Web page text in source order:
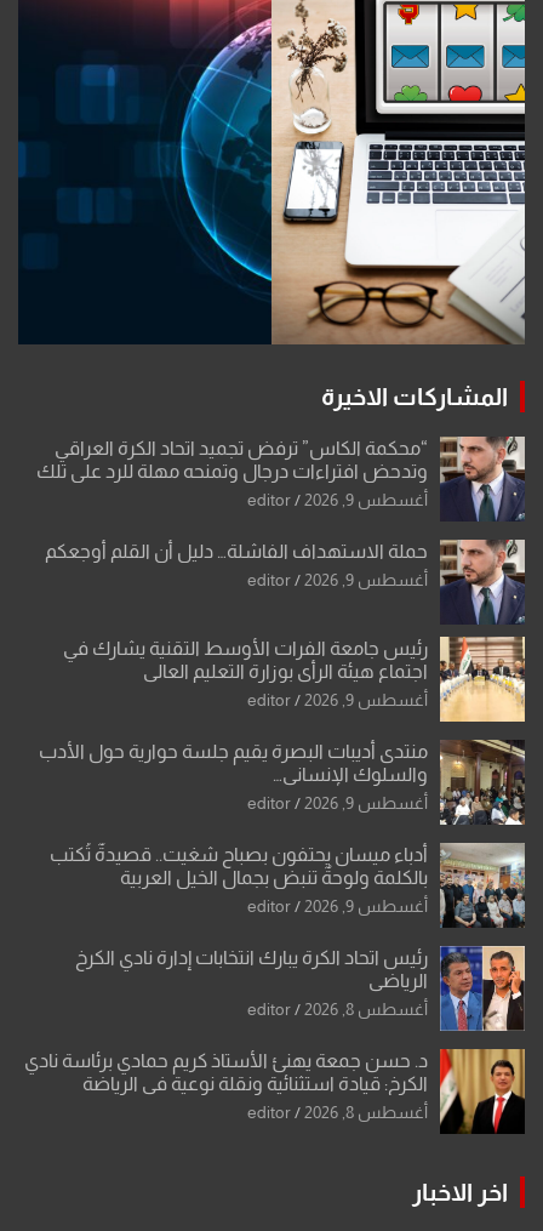
المشاركات الاخيرة
“محكمة الكاس” ترفض تجميد اتحاد الكرة العراقي
وتدحض افتراءات درجال وتمنحه مهلة للرد على تلك
الشكوى
أغسطس 9, 2026 editor
حملة الاستهداف الفاشلة… دليل أن القلم أوجعكم
أغسطس 9, 2026 editor
رئيس جامعة الفرات الأوسط التقنية يشارك في
اجتماع هيئة الرأي بوزارة التعليم العالي
أغسطس 9, 2026 editor
منتدى أديبات البصرة يقيم جلسة حوارية حول الأدب
والسلوك الإنساني…
أغسطس 9, 2026 editor
أدباء ميسان يحتفون بصباح شغيت.. قصيدةٌ تُكتب
بالكلمة ولوحةٌ تنبض بجمال الخيل العربية
أغسطس 9, 2026 editor
رئيس اتحاد الكرة يبارك انتخابات إدارة نادي الكرخ
الرياضي
أغسطس 8, 2026 editor
د. حسن جمعة يهنئ الأستاذ كريم حمادي برئاسة نادي
الكرخ: قيادة استثنائية ونقلة نوعية في الرياضة
العراقية
أغسطس 8, 2026 editor
اخر الاخبار